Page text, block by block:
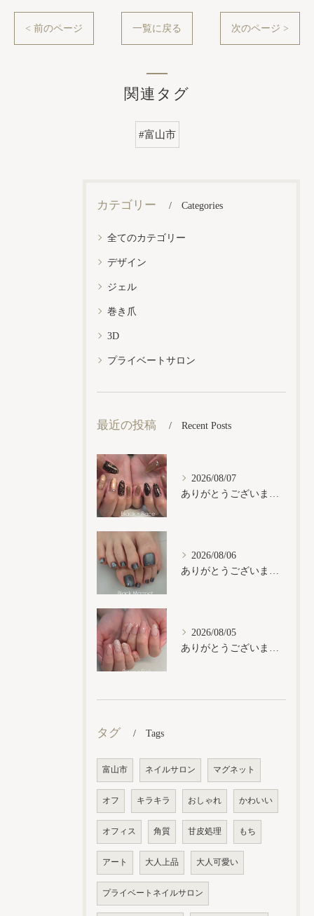
< 前のページ 一覧に戻る 次のページ >
関連タグ
#富山市
カテゴリー Categories
全てのカテゴリー
デザイン
ジェル
巻き爪
3D
プライベートサロン
最近の投稿 Recent Posts
2026/08/07
2026/08/06
2026/08/05
タグ Tags
富山市 ネイルサロン マグネット
オフ キラキラ おしゃれ かわいい
オフィス 角質 甘皮処理 もち
アート 大人上品 大人可愛い
プライベートネイルサロン